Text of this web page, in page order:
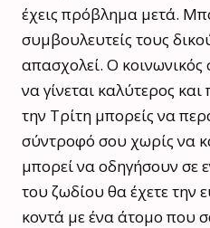
έχεις πρόβλημα μετά.
συμβουλευτείς τους
απασχολεί. Ο κοινωνικός
να γίνεται καλύτερος
την Τρίτη μπορείς να
σύντροφό σου χωρίς να
μπορεί να οδηγήσουν σε
του ζωδίου θα έχετε την
κοντά με ένα άτομο που